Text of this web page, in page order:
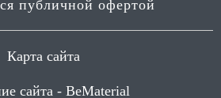
публичной офертой
Карта сайта
сайта - BeMaterial